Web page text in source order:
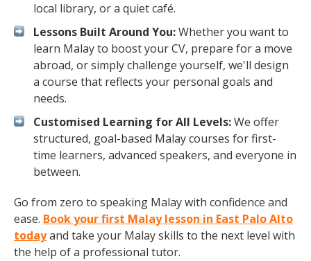
local library, or a quiet café.
Lessons Built Around You:Whether you want to
learn Malay to boost your CV, prepare for a move
abroad, or simply challenge yourself, we'll design
a course that reflects your personal goals and
needs.
Customised Learning for All Levels:We offer
structured, goal-based Malay courses for first-
time learners, advanced speakers, and everyone in
between.
Go from zero to speaking Malay with confidence and
ease. Book your first Malay lesson in East Palo Alto
todayand take your Malay skills to the next level with
the help of a professional tutor.